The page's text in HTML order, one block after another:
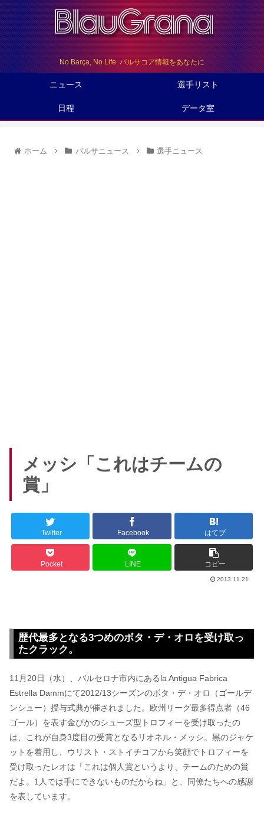
No Barça, No Life. バルサコア情報をあなたに
ニュース 選手リスト
日程 データ室
ホーム バルサニュース 選手ニュース
メッシ「これはチームの
賞」
Twitter Facebook はてブ
Pocket LINE コピー
2013.11.21
歴代最多となる3つめのボタ・デ・オロを受け取っ
たクラック。
11月20日（水）、バルセロナ市内にあるla Antigua Fabrica
Estrella Dammにて2012/13シーズンのボタ・デ・オロ（ゴールデ
ンシュー）授与式典が催されました。欧州リーグ最多得点者（46
ゴール）を表す金ぴかのシューズ型トロフィーを受け取ったの
は、これが自身3度目の受賞となるリオネル・メッシ。黒のジャケ
ットを着用し、ウリスト・ストイチコフから笑顔でトロフィーを
受け取ったレオは「これは個人賞というより、チームのための賞
だよ。1人では手にできないものだからね」と、同僚たちへの感謝
を表しています。